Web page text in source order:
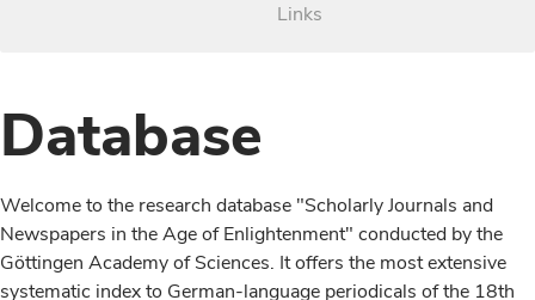
Links
Database
Welcome to the research database "Scholarly Journals and
Newspapers in the Age of Enlightenment" conducted by the
Göttingen Academy of Sciences. It offers the most extensive
systematic index to German-language periodicals of the 18th